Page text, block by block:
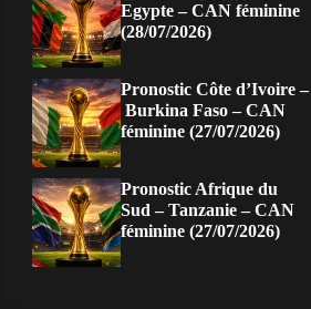
Egypte – CAN féminine
(28/07/2026)
Pronostic Côte d’Ivoire –
Burkina Faso – CAN
féminine (27/07/2026)
Pronostic Afrique du
Sud – Tanzanie – CAN
féminine (27/07/2026)